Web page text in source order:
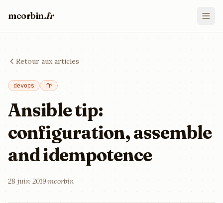
mcorbin.fr
Retour aux articles
devops fr
Ansible tip:
configuration, assemble
and idempotence
28 juin 2019·mcorbin